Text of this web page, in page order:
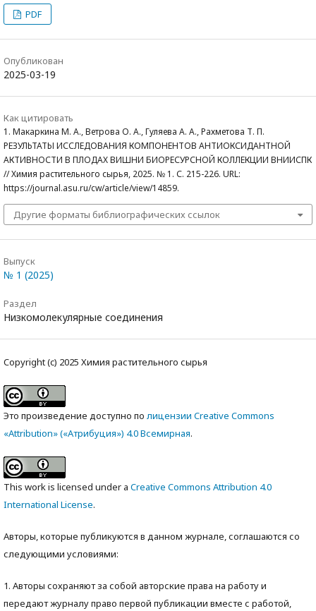
PDF
Опубликован
2025-03-19
Как цитировать
1. Макаркина М. А., Ветрова О. А., Гуляева А. А., Рахметова Т. П.
РЕЗУЛЬТАТЫ ИССЛЕДОВАНИЯ КОМПОНЕНТОВ АНТИОКСИДАНТНОЙ
АКТИВНОСТИ В ПЛОДАХ ВИШНИ БИОРЕСУРСНОЙ КОЛЛЕКЦИИ ВНИИСПК
// Химия растительного сырья, 2025. № 1. С. 215-226. URL:
https://journal.asu.ru/cw/article/view/14859.
Другие форматы библиографических ссылок
Выпуск
№ 1 (2025)
Раздел
Низкомолекулярные соединения
Copyright (c) 2025 Химия растительного сырья
Это произведение доступно по лицензии Creative Commons
«Attribution» («Атрибуция») 4.0 Всемирная.
This work is licensed under a Creative Commons Attribution 4.0
International License.
Авторы, которые публикуются в данном журнале, соглашаются со
следующими условиями:
1. Авторы сохраняют за собой авторские права на работу и
передают журналу право первой публикации вместе с работой,